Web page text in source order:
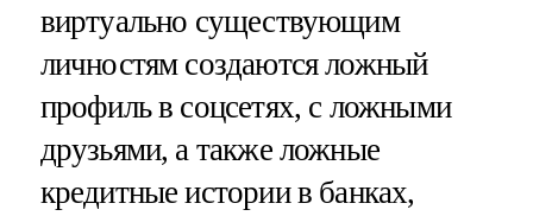
виртуально существующим
личностям создаются ложный
профиль в соцсетях, с ложными
друзьями, а также ложные
кредитные истории в банках,